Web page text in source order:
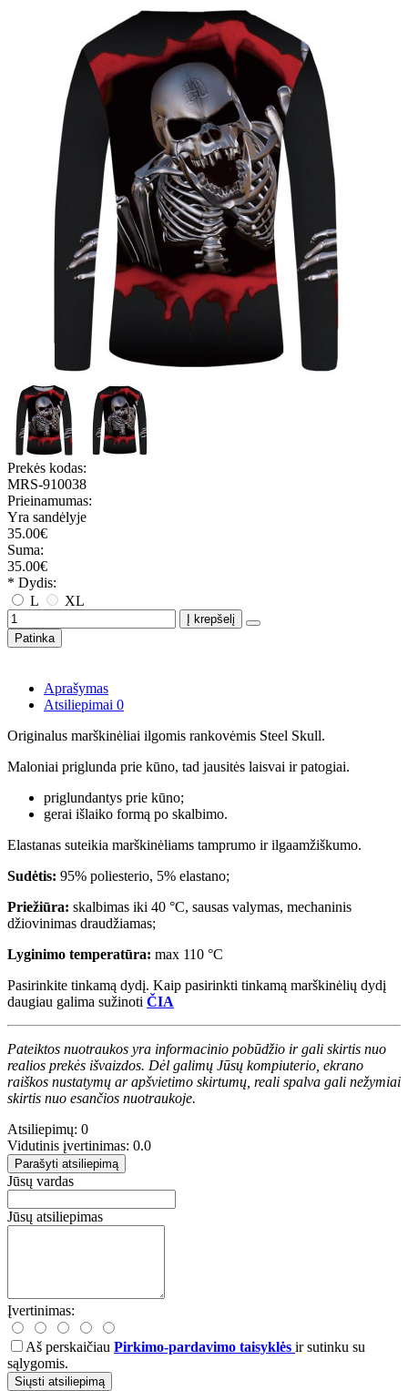
Prekės kodas:
MRS-910038
Prieinamumas:
Yra sandėlyje
35.00€
Suma:
35.00€
* Dydis:
L
XL
Į krepšelį
Patinka
Aprašymas
Atsiliepimai 0
Originalus marškinėliai ilgomis rankovėmis Steel Skull.
Maloniai priglunda prie kūno, tad jausitės laisvai ir patogiai.
priglundantys prie kūno;
gerai išlaiko formą po skalbimo.
Elastanas suteikia marškinėliams tamprumo ir ilgaamžiškumo.
Sudėtis: 95% poliesterio, 5% elastano;
Priežiūra: skalbimas iki 40 °C, sausas valymas, mechaninis
džiovinimas draudžiamas;
Lyginimo temperatūra: max 110 °C
Pasirinkite tinkamą dydį. Kaip pasirinkti tinkamą marškinėlių dydį
daugiau galima sužinoti ČIA
Pateiktos nuotraukos yra informacinio pobūdžio ir gali skirtis nuo
realios prekės išvaizdos. Dėl galimų Jūsų kompiuterio, ekrano
raiškos nustatymų ar apšvietimo skirtumų, reali spalva gali nežymiai
skirtis nuo esančios nuotraukoje.
Atsiliepimų: 0
Vidutinis įvertinimas: 0.0
Parašyti atsiliepimą
Jūsų vardas
Jūsų atsiliepimas
Įvertinimas:
Aš perskaičiau Pirkimo-pardavimo taisyklės ir sutinku su
sąlygomis.
Siųsti atsiliepimą